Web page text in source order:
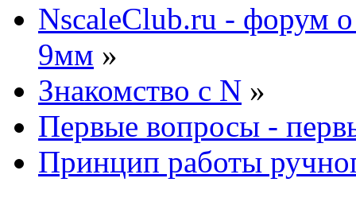
NscaleClub.ru - форум
9мм »
Знакомство с N »
Первые вопросы -
Принцип работы